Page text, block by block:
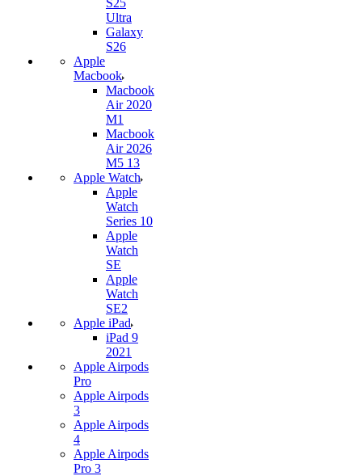
S25
Ultra
Galaxy
S26
Apple
Macbook
Macbook
Air 2020
M1
Macbook
Air 2026
M5 13
Apple Watch
Apple
Watch
Series 10
Apple
Watch
SE
Apple
Watch
SE2
Apple iPad
iPad 9
2021
Apple Airpods
Pro
Apple Airpods
3
Apple Airpods
4
Apple Airpods
Pro 3